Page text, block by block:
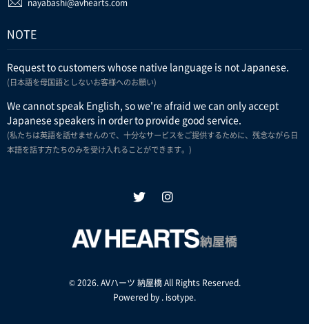
nayabashi@avhearts.com
NOTE
Request to customers whose native language is not Japanese.
(日本語を母国語としないお客様へのお願い)
We cannot speak English, so we're afraid we can only accept
Japanese speakers in order to provide good service.
(私たちは英語を話せませんので、十分なサービスをご提供するために、残念ながら日
本語を話す方たちのみを受け入れることができます。)
© 2026. AVハーツ 納屋橋 All Rights Reserved.
Powered by . isotype